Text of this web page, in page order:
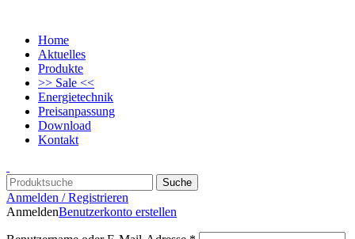
Home
Aktuelles
Produkte
>> Sale <<
Energietechnik
Preisanpassung
Download
Kontakt
Suche
Anmelden / Registrieren
AnmeldenBenutzerkonto erstellen